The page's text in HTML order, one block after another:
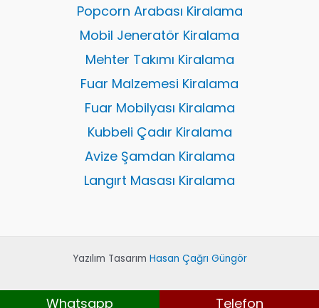
Popcorn Arabası Kiralama
Mobil Jeneratör Kiralama
Mehter Takımı Kiralama
Fuar Malzemesi Kiralama
Fuar Mobilyası Kiralama
Kubbeli Çadır Kiralama
Avize Şamdan Kiralama
Langırt Masası Kiralama
Yazılım Tasarım Hasan Çağrı Güngör
Whatsapp Telefon